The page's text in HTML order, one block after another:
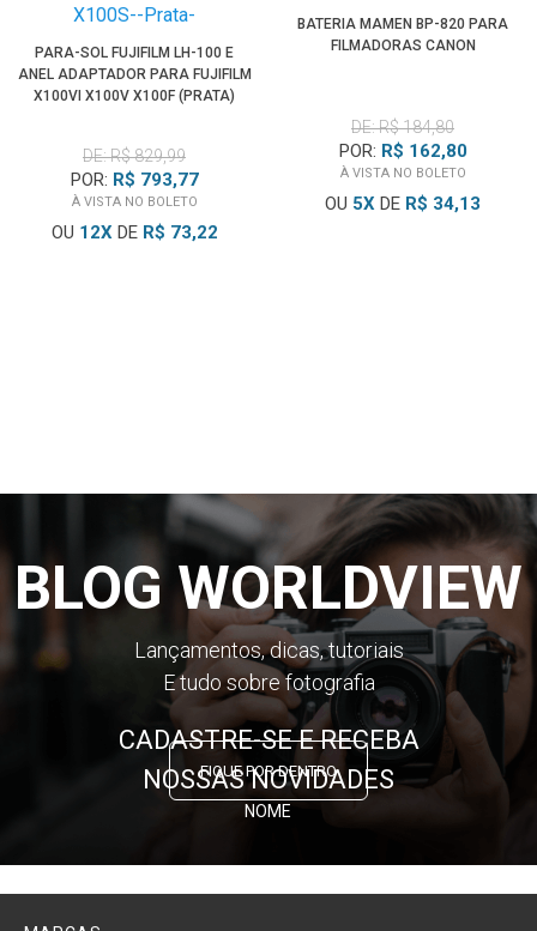
defina as configurações do dispositivo em qualquer lugar.
Defina o ganho de entrada, ative um filtro passa-alta, reforço
de alta frequência e pad e atualize o firmware para acessar
PARA-SOL FUJIFILM LH-100 E
ANEL ADAPTADOR PARA FUJIFILM
X100VI X100V X100F (PRATA)
DE: R$ 829,99
POR: R$ 793,77
À VISTA NO BOLETO
OU 12XDE R$ 73,22
BATERIA MAMEN BP-820 PARA
FILMADORAS CANON
DE: R$ 184,80
POR: R$ 162,80
À VISTA NO BOLETO
OU 5X DE R$ 34,13
BLOG WORLDVIEW
Lançamentos, dicas, tutoriais
E tudo sobre fotografia
FIQUE POR DENTRO
CADASTRE-SE E RECEBA
NOSSAS NOVIDADES
NOME